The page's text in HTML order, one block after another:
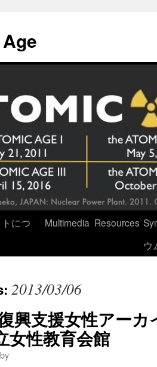
につ
Multimedia Resources
ウ
2013/03/06
興支援女性アー
性教育会館
by